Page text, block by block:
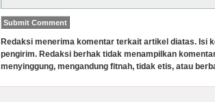
Redaksi menerima komentar terkait artikel diatas. Isi
pengirim. Redaksi berhak tidak menampilkan
menyinggung, mengandung fitnah, tidak etis, atau